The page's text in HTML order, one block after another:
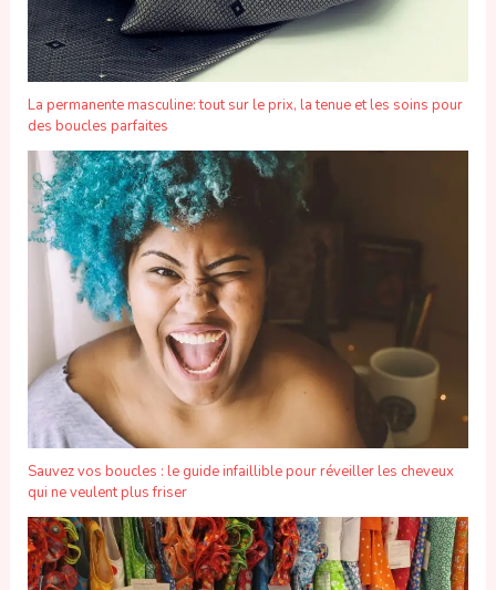
La permanente masculine: tout sur le prix, la tenue et les soins pour
des boucles parfaites
Sauvez vos boucles : le guide infaillible pour réveiller les cheveux
qui ne veulent plus friser